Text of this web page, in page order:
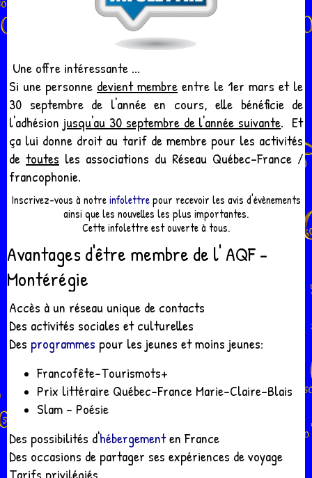
Une offre intéressante ...
Si une personne devient membre entre le 1er mars et le
30 septembre de l'année en cours, elle bénéficie de
l'adhésion jusqu'au 30 septembre de l'année suivante. Et
ça lui donne droit au tarif de membre pour les activités
de toutes les associations du Réseau Québec-France /
francophonie.
Inscrivez-vous à notreinfolettrepour recevoir les avis d'évènements
ainsi que les nouvelles les plus importantes.
Cette infolettre est ouverte à tous.
Avantages d'être membre de l' AQF -
Montérégie
Accès à un réseau unique de contacts
Des activités sociales et culturelles
Des programmes pour les jeunes et moins jeunes:
Francofête-Tourismots+
Prix littéraire Québec-France Marie-Claire-Blais
Slam - Poésie
Des possibilités d'hébergementen France
Des occasions de partager ses expériences de voyage
Tarifs privilégiés